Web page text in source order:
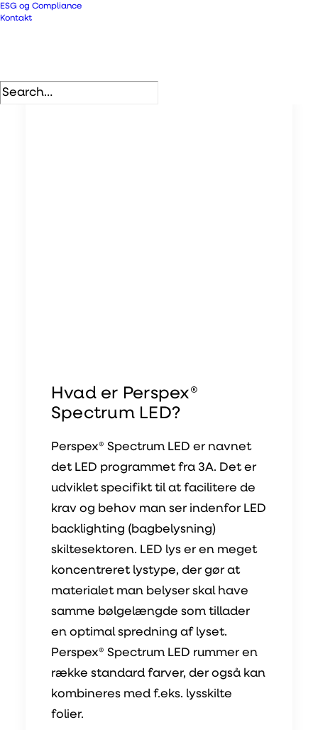
ESG og Compliance
Kontakt
roligt og virkelighedstro look.
Hvad er Perspex®
Spectrum LED?
Perspex® Spectrum LED er navnet
det LED programmet fra 3A. Det er
udviklet specifikt til at facilitere de
krav og behov man ser indenfor LED
backlighting (bagbelysning)
skiltesektoren. LED lys er en meget
koncentreret lystype, der gør at
materialet man belyser skal have
samme bølgelængde som tillader
en optimal spredning af lyset.
Perspex® Spectrum LED rummer en
række standard farver, der også kan
kombineres med f.eks. lysskilte
folier.